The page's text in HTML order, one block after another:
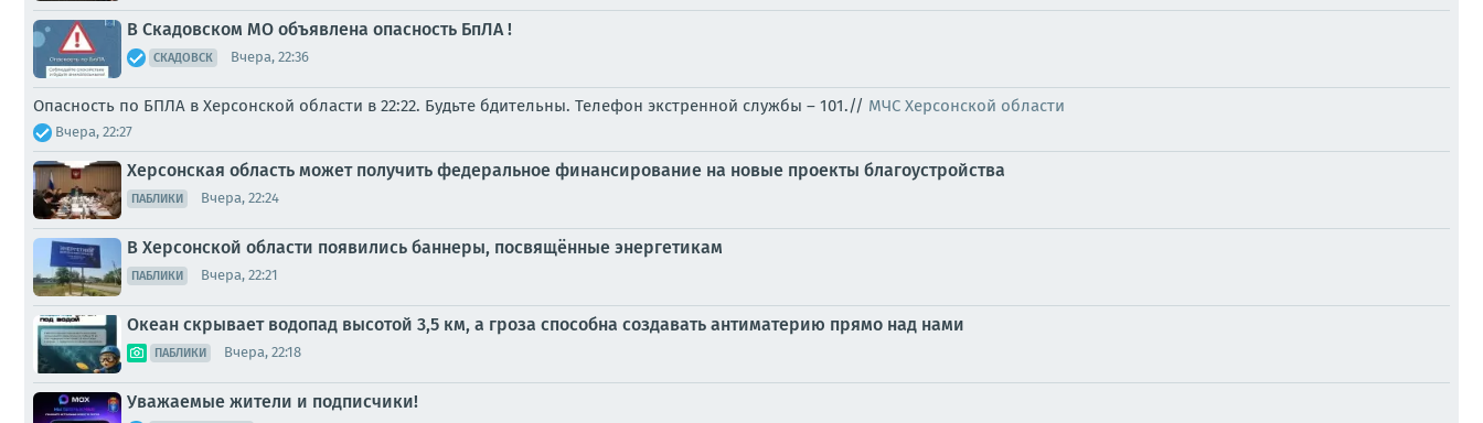
В Скадовском МО объявлена опасность БпЛА !
СКАДОВСК Вчера, 22:36
Опасность по БПЛА в Херсонской области в 22:22. Будьте бдительны. Телефон экстренной службы – 101.// МЧС Херсонской области
Вчера, 22:27
Херсонская область может получить федеральное финансирование на новые проекты благоустройства
ПАБЛИКИ Вчера, 22:24
В Херсонской области появились баннеры, посвящённые энергетикам
ПАБЛИКИ Вчера, 22:21
Океан скрывает водопад высотой 3,5 км, а гроза способна создавать антиматерию прямо над нами
ПАБЛИКИ Вчера, 22:18
Уважаемые жители и подписчики!